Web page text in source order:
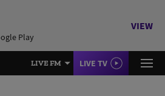
Play
VIEW
LIVE FM LIVE TV